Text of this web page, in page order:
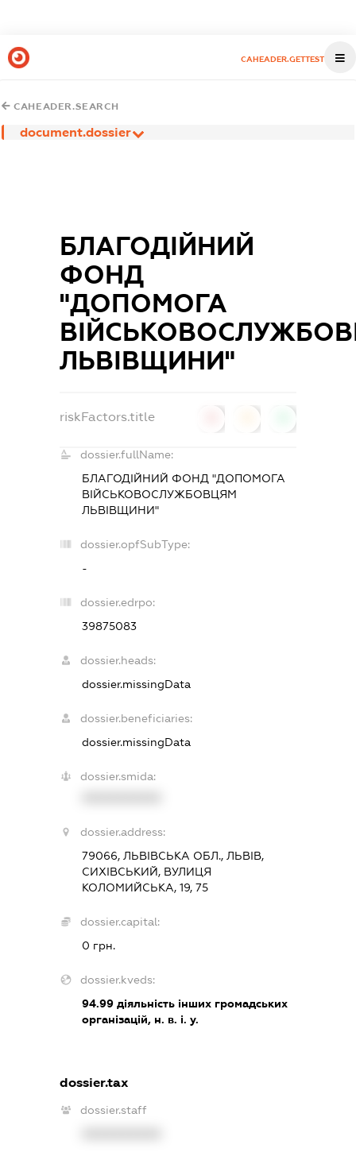
CAHEADER.GETTEST
CAHEADER.SEARCH
document.dossier
БЛАГОДІЙНИЙ
ФОНД
"ДОПОМОГА
ЛЬВІВЩИНИ"
riskFactors.title
dossier.fullName:
БЛАГОДІЙНИЙ ФОНД "ДОПОМОГА
ВІЙСЬКОВОСЛУЖБОВЦЯМ
ЛЬВІВЩИНИ"
dossier.opfSubType:
-
dossier.edrpo:
39875083
dossier.heads:
dossier.missingData
dossier.beneficiaries:
dossier.missingData
dossier.smida:
dossier.address:
79066, ЛЬВІВСЬКА ОБЛ., ЛЬВІВ,
СИХІВСЬКИЙ, ВУЛИЦЯ
КОЛОМИЙСЬКА, 19, 75
dossier.capital:
0 грн.
dossier.kveds:
94.99діяльність інших громадських
організацій, н. в. і. у.
dossier.tax
dossier.staff